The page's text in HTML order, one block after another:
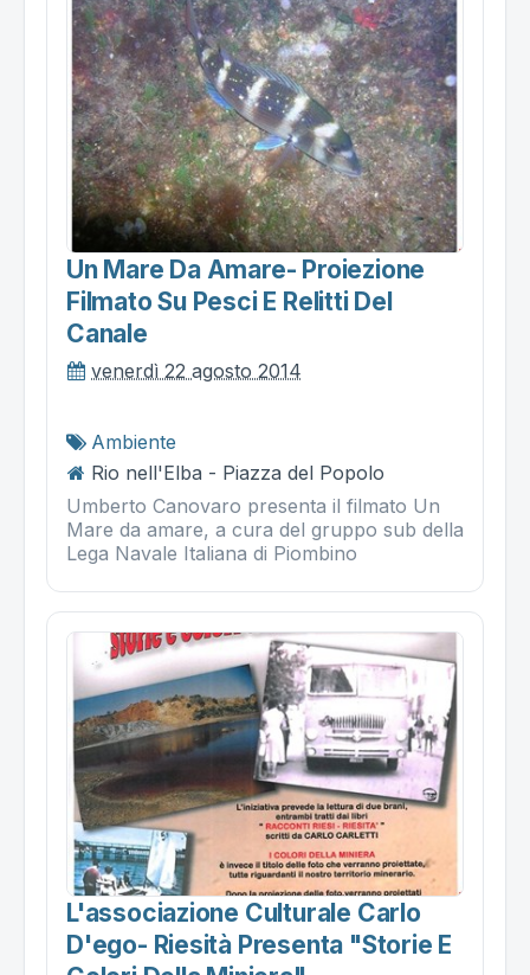
Un Mare Da Amare- Proiezione
Filmato Su Pesci E Relitti Del
Canale
venerdì 22 agosto 2014
Ambiente
Rio nell'Elba - Piazza del Popolo
Umberto Canovaro presenta il filmato Un
Mare da amare, a cura del gruppo sub della
Lega Navale Italiana di Piombino
L'associazione Culturale Carlo
D'ego- Riesità Presenta "storie E